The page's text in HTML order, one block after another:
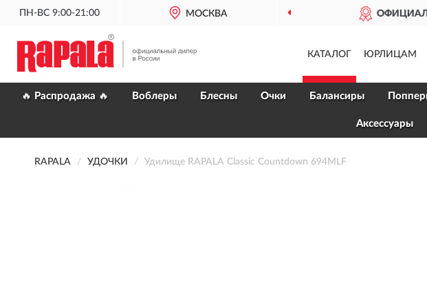
ПН-ВС 9:00-21:00 МОСКВА
ОФИЦИАЛЬНЫЙ ДИЛЕР RAPALA
КАТАЛОГ ЮРЛИЦАМ
🔥 Распродажа 🔥 Воблеры Блесны Очки Балансиры
Аксессуары
RAPALA УДОЧКИ Удилище RAPALA Classic Countdown 694MLF